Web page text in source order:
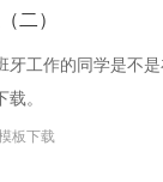
二）
工作的同学是不
。
板下载